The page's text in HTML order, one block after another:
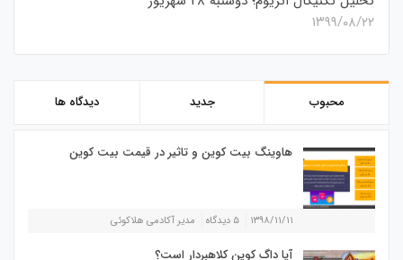
۱۳۹۹/۰۸/۲۲
محبوب جدید دیدگاه ها
هاوینگ بیت کوین و تاثیر در قیمت بیت کوین
۱۳۹۸/۱۱/۱۱ ۵ دیدگاه مدیر آکادمی هلاکوئی
آیا داگ کوین کلاهبردار است؟